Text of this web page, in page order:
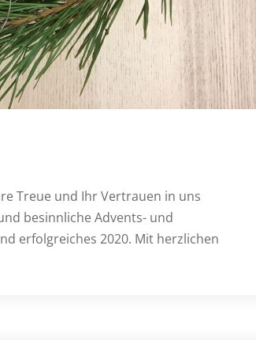
Treue und Ihr Vertrauen in uns
besinnliche Advents- und
erfolgreiches 2020. Mit herzlichen